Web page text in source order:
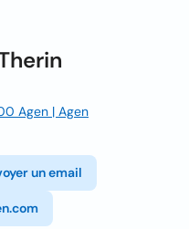
Agen | Agen
un email